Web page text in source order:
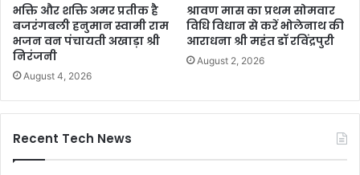
भक्ति और शक्ति अमर प्रतीक है
बजरंगबली हनुमान स्वामी राम
भजन वन पंचायती अखाड़ा श्री
निरंजनी
August 4, 2026
श्रावण मास का प्रथम सोमवार
विधि विधान से करें भोलेनाथ की
आराधना श्री महंत डॉ रविंद्रपुरी
August 2, 2026
Recent Tech News